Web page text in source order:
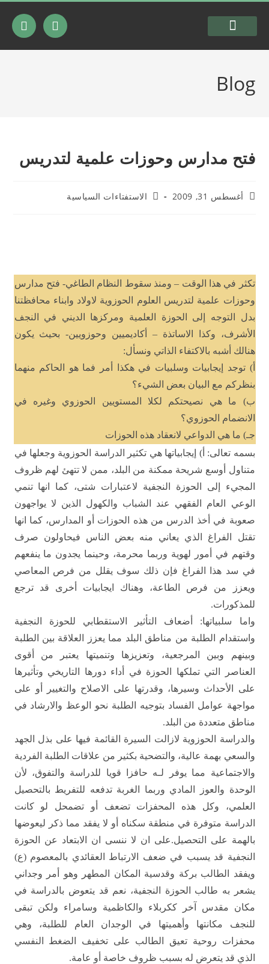
Blog
فتح مدارس وحوزات علمية لتدريس
أغسطس 31, 2009 الاستفتاءات السياسية
تكثر في هذا الوقت – ومنذ سقوط
النظام الطاغي- فتح مدارس
وحوزات علمية لتدريس العلوم الحوزوية لاولاد وابناء محافظتنا
بدل التوجه إلى الحوزة العلمية ومركزها الديني في النجف
الأشرف، وكذا
الاساتذة – أكاديميين وحوزويين- بحيث يكون
هنالك أشبه بالاكتفاء الذاتي ونسأل:
أ) توجد إيجابيات وسلبيات في هكذا أمر فما هو الحاكم منهما
بنظركم مع البيان بعض الشيء؟
ب) ما هي نصيحتكم لكلا
المستويين الحوزوي وغيره في
الانضمام الحوزوي؟
جـ) ما هي الدواعي لانعقاد هذه الحوزات
بسمه تعالى: أ) إيجابياتها هي تكثير الدراسة الحوزوية وجعلها في
متناول أوسع شريحة ممكنة من البلد، ممن لا تتهئ لهم ظروف
المجيء إلى الحوزة النجفية لاعتبارات شتى، كما انها تنمي
الوعي العام
الفقهي عند الشباب والكهول الذين لا يواجهون
صعوبة في أخذ الدرس من هذه الحوزات أو
المدارس، كما انها
تقتل الفراغ الذي يعاني منه بعض الناس فيحاولون صرف
وقتهم في
أمور لهوية وربما محرمة، وحينما يجدون ما ينفعهم
في سد هذا الفراغ فإن ذلك سوف يقلل من فرص المعاصي
ويعزز من فرص الطاعة، وهناك ايجابيات أخرى قد ترجع
للمذكورات.
واما سلبياتها: أضعاف التأثير
الاستقطابي للحوزة النجفية
واستقدام الطلبة من مناطق البلد مما يعزز العلاقة بين
الطلبة
وبينهم وبين المرجعية، وتعزيزها وتنميتها يعتبر من أقوى
العناصر التي تملكها
الحوزة في أداء دورها التاريخي وتأثيرها
على الأحداث وسيرها، وقدرتها على الاصلاح والتغيير أو على
مواجهة عوامل الفساد بتوجيه الطلبة نحو الوعظ والارشاد في
مناطق متعددة من البلد.
والدراسة الحوزوية لازالت
السيرة القائمة فيها على بذل الجهد
والسعي بهمة عالية، والتضحية بكثير من علاقات الطلبة الفردية
والاجتماعية مما يوفر لـه حافزا قويا للدراسة والتفوق، لأن
الوحدة والعوز المادي وربما الغربة تدفعه للتفريط بالتحصيل
العلمي، وكل هذه المحفزات تضعف
أو تضمحل لو كانت
الدراسة متوفرة في منطقة سكناه أو لا يفقد مما ذكر ليعوضها
بالهمة على التحصيل.على ان لا ننسى ان الابتعاد عن الحوزة
النجفية قد يسبب في ضعف الارتباط
العقائدي بالمعصوم (ع)
ويفقد الطالب بركة وقدسية المكان المطهر وهو أمر وجداني
يشعر
به طالب الحوزة النجفية، نعم قد يتعوض بالدراسة في
مكان مقدس آخر ككربلاء والكاظمية
وسامراء ولكن تبقى
للنجف مكانتها وأهميتها في الوجدان العام للطلبة، وهي
محفزات
روحية تعيق الطالب على تخفيف الضغط النفسي
الذي قد يتعرض له بسبب ظروف خاصة أو عامة.